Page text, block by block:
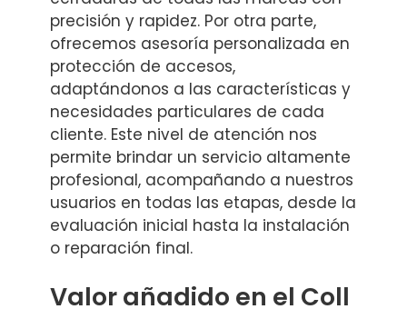
precisión y rapidez. Por otra parte,
ofrecemos asesoría personalizada en
protección de accesos,
adaptándonos a las características y
necesidades particulares de cada
cliente. Este nivel de atención nos
permite brindar un servicio altamente
profesional, acompañando a nuestros
usuarios en todas las etapas, desde la
evaluación inicial hasta la instalación
o reparación final.
Valor añadido en el Coll